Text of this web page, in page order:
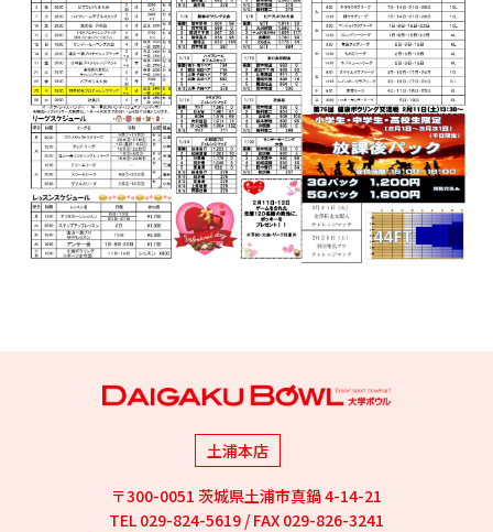
土浦本店
〒300-0051 茨城県土浦市真鍋 4-14-21
TEL 029-824-5619 / FAX 029-826-3241